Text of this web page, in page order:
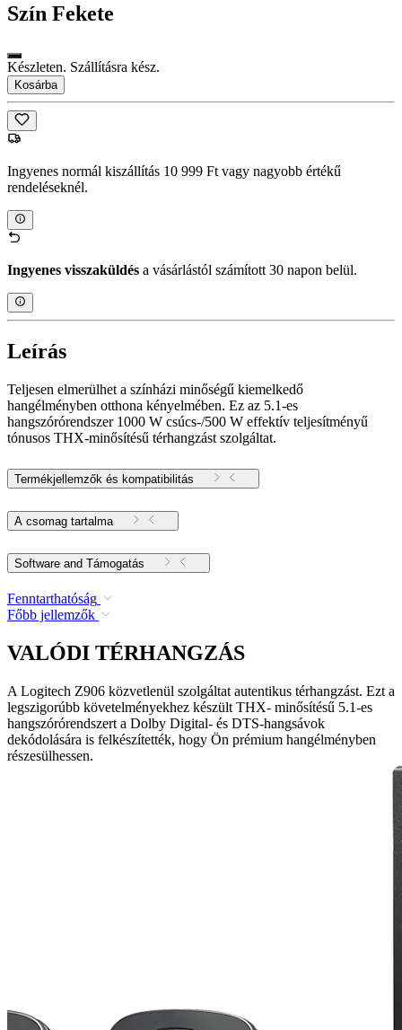
Szín Fekete
Készleten. Szállításra kész.
Kosárba
Ingyenes normál kiszállítás 10 999 Ft vagy nagyobb értékű
rendeléseknél.
Ingyenes visszaküldés a vásárlástól számított 30 napon belül.
Leírás
Teljesen elmerülhet a színházi minőségű kiemelkedő
hangélményben otthona kényelmében. Ez az 5.1-es
hangszórórendszer 1000 W csúcs-/500 W effektív teljesítményű
tónusos THX-minősítésű térhangzást szolgáltat.
Termékjellemzők és kompatibilitás
A csomag tartalma
Software and Támogatás
Fenntarthatóság
Főbb jellemzők
VALÓDI TÉRHANGZÁS
A Logitech Z906 közvetlenül szolgáltat autentikus térhangzást. Ezt a
legszigorúbb követelményekhez készült THX- minősítésű 5.1-es
hangszórórendszert a Dolby Digital- és DTS-hangsávok
dekódolására is felkészítették, hogy Ön prémium hangélményben
részesülhessen.